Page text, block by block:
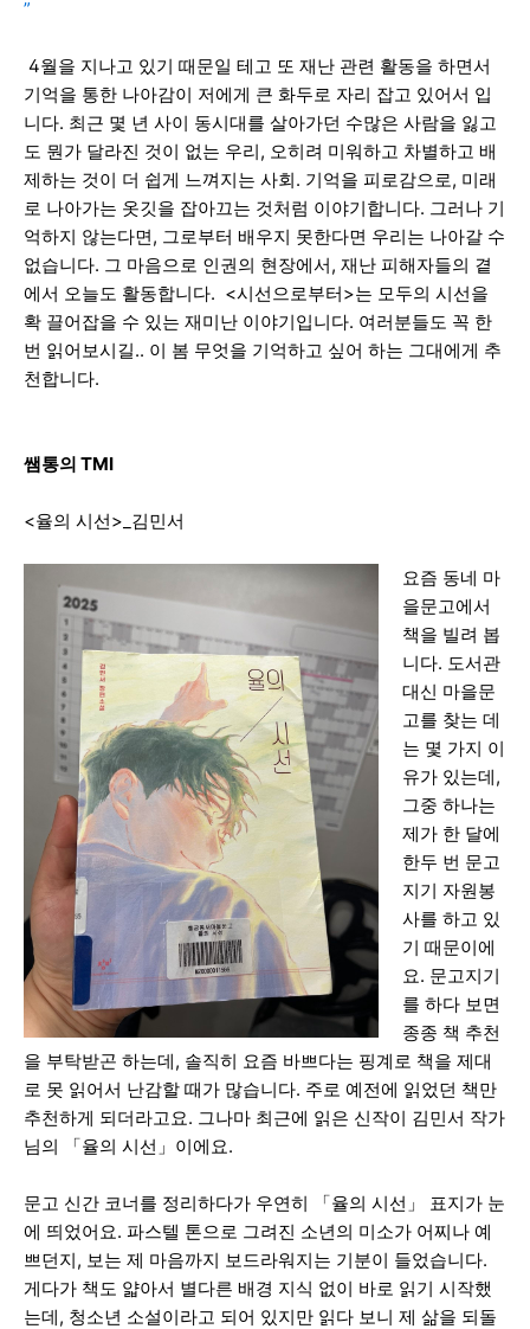
”
4월을 지나고 있기 때문일 테고 또 재난 관련 활동을 하면서
기억을 통한 나아감이 저에게 큰 화두로 자리 잡고 있어서 입
니다. 최근 몇 년 사이 동시대를 살아가던 수많은 사람을 잃고
도 뭔가 달라진 것이 없는 우리, 오히려 미워하고 차별하고 배
제하는 것이 더 쉽게 느껴지는 사회. 기억을 피로감으로, 미래
로 나아가는 옷깃을 잡아끄는 것처럼 이야기합니다. 그러나 기
억하지 않는다면, 그로부터 배우지 못한다면 우리는 나아갈 수
없습니다. 그 마음으로 인권의 현장에서, 재난 피해자들의 곁
에서 오늘도 활동합니다. <시선으로부터>는 모두의 시선을
확 끌어잡을 수 있는 재미난 이야기입니다. 여러분들도 꼭 한
번 읽어보시길.. 이 봄 무엇을 기억하고 싶어 하는 그대에게 추
천합니다.
쌤통의 TMI
<율의 시선>_김민서
요즘 동네 마
을문고에서
책을 빌려 봅
니다. 도서관
대신 마을문
고를 찾는 데
는 몇 가지 이
유가 있는데,
그중 하나는
제가 한 달에
한두 번 문고
지기 자원봉
사를 하고 있
기 때문이에
요. 문고지기
를 하다 보면
종종 책 추천
을 부탁받곤 하는데, 솔직히 요즘 바쁘다는 핑계로 책을 제대
로 못 읽어서 난감할 때가 많습니다. 주로 예전에 읽었던 책만
추천하게 되더라고요. 그나마 최근에 읽은 신작이 김민서 작가
님의 「율의 시선」이에요.
문고 신간 코너를 정리하다가 우연히 「율의 시선」 표지가 눈
에 띄었어요. 파스텔 톤으로 그려진 소년의 미소가 어찌나 예
쁘던지, 보는 제 마음까지 보드라워지는 기분이 들었습니다.
게다가 책도 얇아서 별다른 배경 지식 없이 바로 읽기 시작했
는데, 청소년 소설이라고 되어 있지만 읽다 보니 제 삶을 되돌